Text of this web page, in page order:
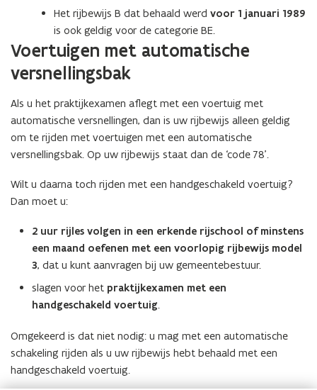
)
Het rijbewijs B dat behaald werd voor 1 januari 1989
is ook geldig voor de categorie BE.
Voertuigen met automatische
versnellingsbak
Als u het praktijkexamen aflegt met een voertuig met
automatische versnellingen, dan is uw rijbewijs alleen geldig
om te rijden met voertuigen met een automatische
versnellingsbak. Op uw rijbewijs staat dan de ‘code 78’.
Wilt u daarna toch rijden met een handgeschakeld voertuig?
Dan moet u:
2 uur rijles volgen in een erkende rijschool of minstens
een maand oefenen met een voorlopig rijbewijs model
3, dat u kunt aanvragen bij uw gemeentebestuur.
slagen voor het praktijkexamen met een
handgeschakeld voertuig.
Omgekeerd is dat niet nodig: u mag met een automatische
schakeling rijden als u uw rijbewijs hebt behaald met een
handgeschakeld voertuig.